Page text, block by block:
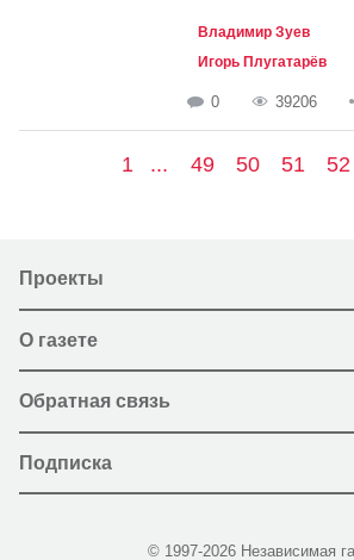
Владимир Зуев
Игорь Плугатарёв
0 39206
1 ... 49 50 51 52
Проекты
О газете
Обратная связь
Подписка
© 1997-2026 Независимая